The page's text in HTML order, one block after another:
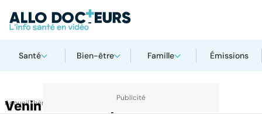
Santé Bien-être Famille Émissions
AccueilThématiques
Venin de mollusque